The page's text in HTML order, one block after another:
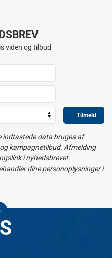
viden og tilbud
Tilmeld
indtastede data bruges af
kampagnetilbud. Afmelding
i nyhedsbrevet.
dine personoplysninger i